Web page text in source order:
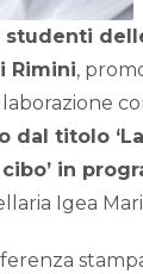
studenti
Rimini,
dal titolo
in
Igea